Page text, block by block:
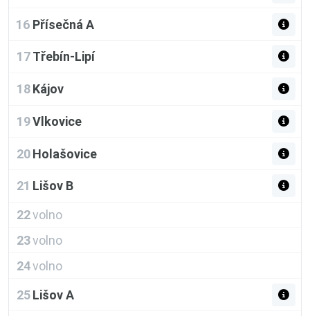
16 Přísečná A
17 Třebín-Lipí
18 Kájov
19Vlkovice
20 Holašovice
21 Lišov B
22volno
23volno
24volno
25 Lišov A